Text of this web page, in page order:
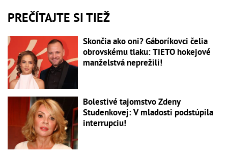
PREČÍTAJTE SI TIEŽ
Skončia ako oni? Gáboríkovci čelia
obrovskému tlaku: TIETO hokejové
manželstvá neprežili!
Bolestivé tajomstvo Zdeny
Studenkovej: V mladosti podstúpila
interrupciu!